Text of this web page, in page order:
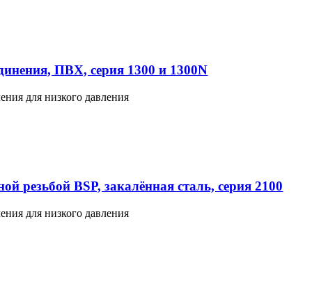
ПВХ, серия 1300 и 1300N
для низкого давления
резьбой BSP, закалённая сталь, серия 2100
для низкого давления